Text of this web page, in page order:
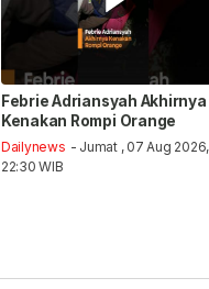
Febrie Adriansyah Akhirnya
Kenakan Rompi Orange
Dailynews - Jumat , 07 Aug 2026,
22:30 WIB